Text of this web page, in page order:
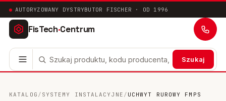
AUTORYZOWANY DYSTRYBUTOR FISCHER · OD 1996
FisTech·Centrum
Szukaj
KATALOG / SYSTEMY INSTALACYJNE / UCHWYT RUROWY FMPS